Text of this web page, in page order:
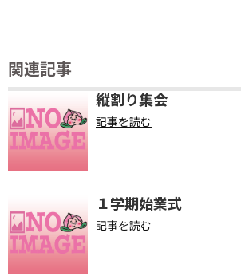
関連記事
縦割り集会
記事を読む
１学期始業式
記事を読む